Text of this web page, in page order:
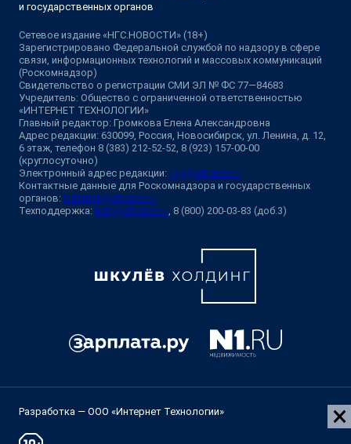
и государственных органов
Сетевое издание «НГС.НОВОСТИ» (18+)
Зарегистрировано Федеральной службой по надзору в сфере
связи, информационных технологий и массовых коммуникаций
(Роскомнадзор)
Свидетельство о регистрации СМИ ЭЛ № ФС 77—84683
Учредитель: Общество с ограниченной ответственностью
«ИНТЕРНЕТ ТЕХНОЛОГИИ»
Главный редактор: Громкова Елена Александровна
Адрес редакции: 630099, Россия, Новосибирск, ул. Ленина, д. 12,
6 этаж, телефон 8 (383) 212-52-52, 8 (923) 157-00-00
(круглосуточно)
Электронный адрес редакции: ngs@shkulev.ru
Контактные данные для Роскомнадзора и государственных
органов: juristnsk@shkulev.ru
Техподдержка: help@shkulev.ru, 8 (800) 200-03-83 (доб.3)
Разработка — ООО «Интернет Технологии»